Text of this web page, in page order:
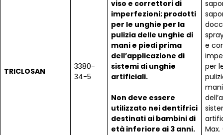
TRICLOSAN
3380-
34-5
viso e correttori di
imperfezioni; prodotti
per le unghie per la
pulizia delle unghie di
mani e piedi prima
dell’applicazione di
sistemi di unghie
artificiali.
Non deve essere
utilizzato nei dentifrici
destinati ai bambini di
età inferiore ai 3 anni.
e
per